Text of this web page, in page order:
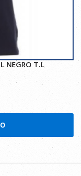
NEGRO T.L